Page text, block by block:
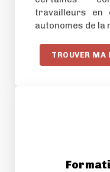
travailleurs en
autonomes de
TROUVER